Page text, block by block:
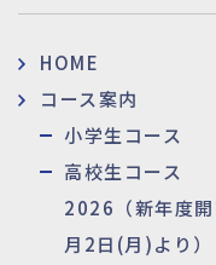
HOME
コース案内
小学生コース
高校生コース
2026（新年度
月2日(月)より）